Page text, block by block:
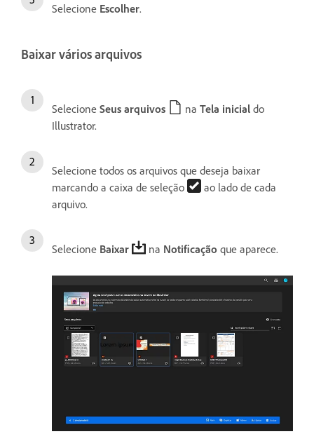
Selecione Escolher.
Baixar vários arquivos
Selecione Seus arquivos na Tela inicial do
Illustrator.
Selecione todos os arquivos que deseja baixar
marcando a caixa de seleção
ao lado de cada
arquivo.
Selecione Baixar na Notificação que aparece.